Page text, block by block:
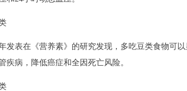
发表在《营养素》的研究发现，多吃豆类食物可
疾病，降低癌症和全因死亡风险。